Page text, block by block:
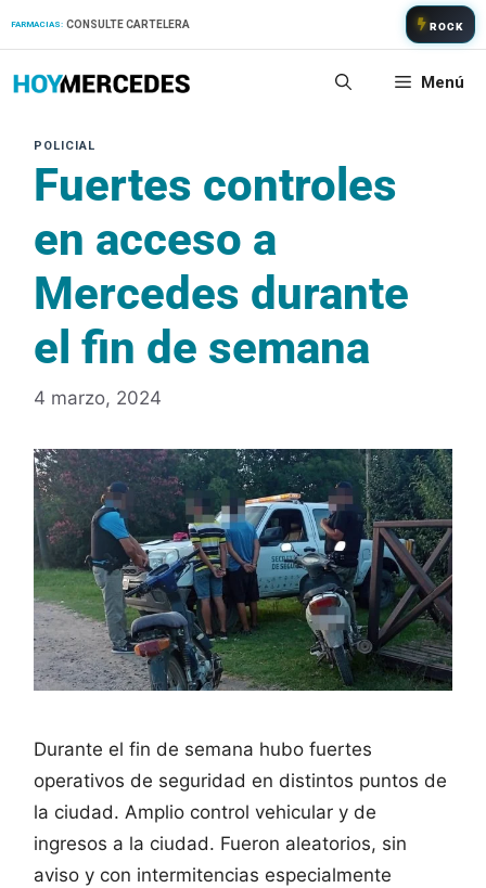
FARMACIAS: CONSULTE CARTELERA ROCK
Menú
Fuertes controles
en acceso a
Mercedes durante
el fin de semana
4 marzo, 2024
Durante el fin de semana hubo fuertes
operativos de seguridad en distintos puntos de
la ciudad. Amplio control vehicular y de
ingresos a la ciudad. Fueron aleatorios, sin
aviso y con intermitencias especialmente